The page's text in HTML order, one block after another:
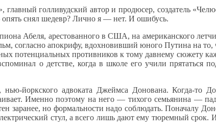
голливудский автор и продюсер, создатель
снял шедевр? Лично я — нет. И ошибусь.
Абеля, арестованного в США, на американского
согласно апокрифу, вдохновивший юного Путина на то,
потенциальных противников к тому давнему сюжету
о детстве, когда в школе его учили прятаться
йоркского адвоката Джеймса Донована. Когда-то
Именно поэтому на него — тихого семьянина —
заранее, но формальности надо соблюдать. Поначалу
стул, а всего лишь дают ему тюремный срок.